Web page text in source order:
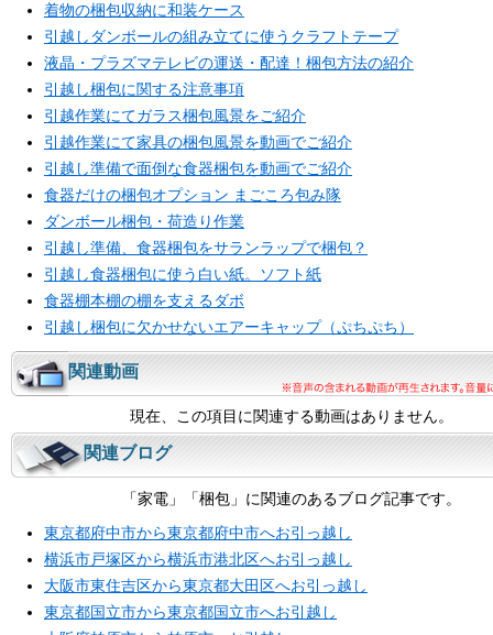
着物の梱包収納に和装ケース
引越しダンボールの組み立てに使うクラフトテープ
液晶・プラズマテレビの運送・配達！梱包方法の紹介
引越し梱包に関する注意事項
引越作業にてガラス梱包風景をご紹介
引越作業にて家具の梱包風景を動画でご紹介
引越し準備で面倒な食器梱包を動画でご紹介
食器だけの梱包オプション まごころ包み隊
ダンボール梱包・荷造り作業
引越し準備、食器梱包をサランラップで梱包？
引越し食器梱包に使う白い紙。ソフト紙
食器棚本棚の棚を支えるダボ
引越し梱包に欠かせないエアーキャップ（ぷちぷち）
関連動画
現在、この項目に関連する動画はありません。
関連ブログ
「家電」「梱包」に関連のあるブログ記事です。
東京都府中市から東京都府中市へお引っ越し
横浜市戸塚区から横浜市港北区へお引っ越し
大阪市東住吉区から東京都大田区へお引っ越し
東京都国立市から東京都国立市へお引越し